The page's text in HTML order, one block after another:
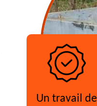
Un travail de